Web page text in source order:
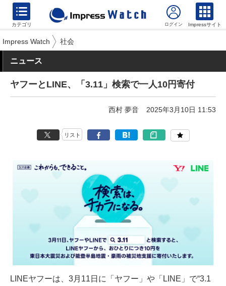
カテゴリ Impressサイト
Impress Watch 社会
ニュース
ヤフーとLINE、「3.11」検索で一人10円寄付
西村 夢音 2025年3月10日 11:53
リスト
LINEヤフーは、3月11日に「ヤフー」や「LINE」で“3.1